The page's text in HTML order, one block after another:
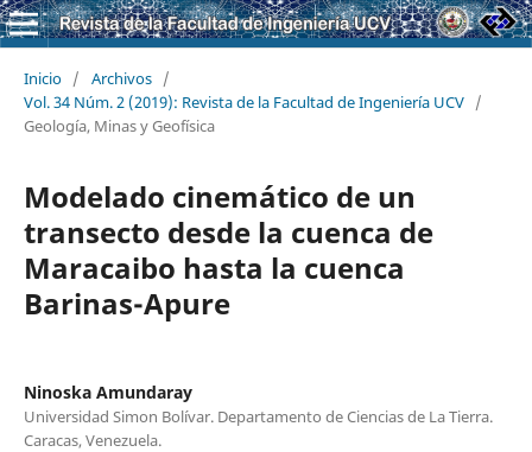
Inicio / Archivos /
Vol. 34 Núm. 2 (2019): Revista de la Facultad de Ingeniería UCV /
Geología, Minas y Geofísica
Modelado cinemático de un
transecto desde la cuenca de
Maracaibo hasta la cuenca
Barinas-Apure
Ninoska Amundaray
Universidad Simon Bolívar. Departamento de Ciencias de La Tierra.
Caracas, Venezuela.